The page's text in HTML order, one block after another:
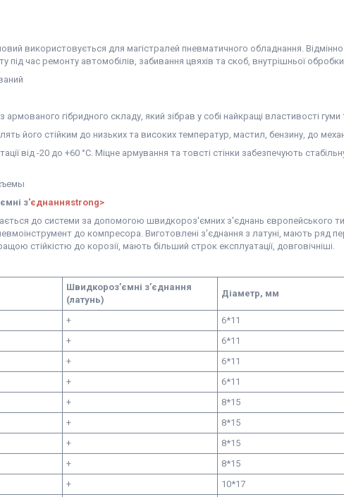
використовується для магістралей пневматичного обладнання.
під час ремонту автомобілів, забивання цвяхів та скоб, внутрішньої
гібридного складу, який зібрав у собі найкращі властивості гуми
його стійким до низьких та високих температур, мастил, бензину, до
від -20 до +60 °С. Міцне армування та товсті стінки забезпечують
з'єднанняstrong>
до системи за допомогою швидкороз'ємних з'єднань європейського
до компресора. Виготовлені з'єднання з латуні, мають ряд
стійкістю до корозії, мають більший строк експлуатації, довговічніші.
Швидкороз’ємні з’єднання
(латунь)
Діаметр, мм
+ 6*11
+ 6*11
+ 6*11
+ 6*11
+ 8*15
+ 8*15
+ 8*15
+ 8*15
+ 10*17